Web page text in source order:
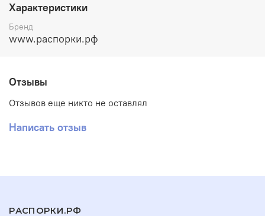
Покрытие (покраска):
ОТЗЫВЫ:
https://www.drive2.ru/l/655949121873519163/
Характеристики
Бренд
www.распорки.рф
Отзывы
Отзывов еще никто не оставлял
Написать отзыв
РАСПОРКИ.РФ